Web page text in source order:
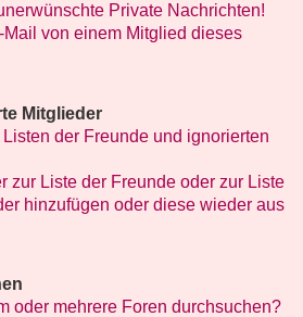
Private Nachrichten!
Mail von einem Mitglied dieses
Mitglieder
der Freunde und ignorierten
zur Liste der Freunde oder zur Liste
hinzufügen oder diese wieder aus
oder mehrere Foren durchsuchen?